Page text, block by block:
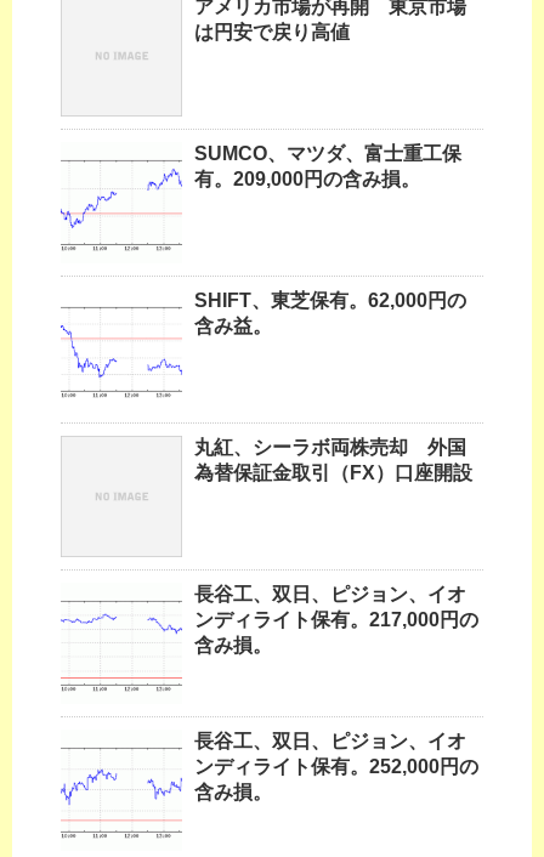
アメリカ市場が再開 東京市場
は円安で戻り高値
SUMCO、マツダ、富士重工保
有。209,000円の含み損。
SHIFT、東芝保有。62,000円の
含み益。
丸紅、シーラボ両株売却 外国
為替保証金取引（FX）口座開設
長谷工、双日、ピジョン、イオ
ンディライト保有。217,000円の
含み損。
長谷工、双日、ピジョン、イオ
ンディライト保有。252,000円の
含み損。